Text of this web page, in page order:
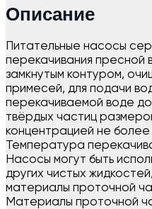
Описание
Питательные насосы
перекачивания пресной
замкнутым контуром,
примесей, для подачи
перекачиваемой воде
твёрдых частиц
концентрацией не более
Температура
Насосы могут быть
других чистых
материалы проточной
Материалы проточной